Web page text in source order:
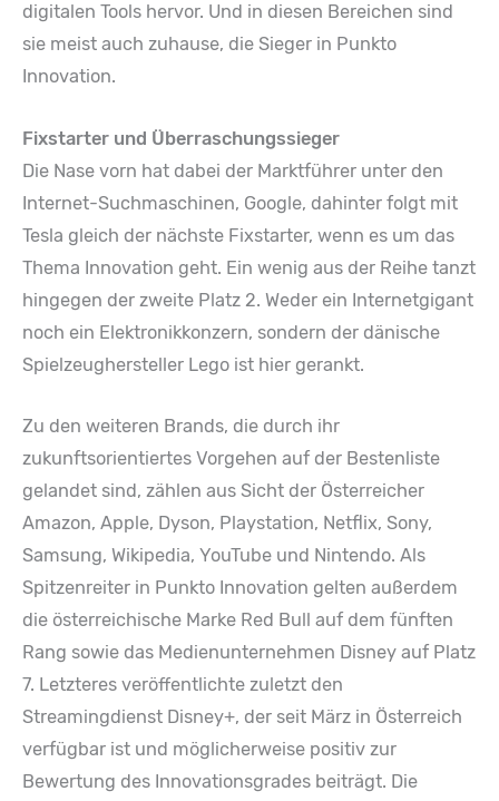
digitalen Tools hervor. Und in diesen Bereichen sind
sie meist auch zuhause, die Sieger in Punkto
Innovation.
Fixstarter und Überraschungssieger
Die Nase vorn hat dabei der Marktführer unter den
Internet-Suchmaschinen, Google, dahinter folgt mit
Tesla gleich der nächste Fixstarter, wenn es um das
Thema Innovation geht. Ein wenig aus der Reihe tanzt
hingegen der zweite Platz 2. Weder ein Internetgigant
noch ein Elektronikkonzern, sondern der dänische
Spielzeughersteller Lego ist hier gerankt.
Zu den weiteren Brands, die durch ihr
zukunftsorientiertes Vorgehen auf der Bestenliste
gelandet sind, zählen aus Sicht der Österreicher
Amazon, Apple, Dyson, Playstation, Netflix, Sony,
Samsung, Wikipedia, YouTube und Nintendo. Als
Spitzenreiter in Punkto Innovation gelten außerdem
die österreichische Marke Red Bull auf dem fünften
Rang sowie das Medienunternehmen Disney auf Platz
7. Letzteres veröffentlichte zuletzt den
Streamingdienst Disney+, der seit März in Österreich
verfügbar ist und möglicherweise positiv zur
Bewertung des Innovationsgrades beiträgt. Die